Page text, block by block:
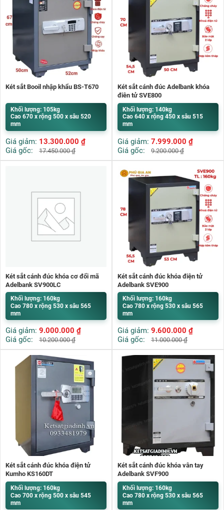
Két sắt Booil nhập khẩu BS-T670
Khối lượng: 105kg
Cao 670 x rộng 500 x sâu 520
mm
Giá giảm: 13.300.000 ₫
Giá gốc:
17.450.000₫
Két sắt cánh đúc Adelbank khóa
điện tử SVE800
Khối lượng: 140kg
Cao 640 x rộng 450 x sâu 515
mm
Giá giảm: 7.999.000 ₫
Giá gốc:
9.200.000₫
Két sắt cánh đúc khóa cơ đổi mã
Adelbank SV900LC
Khối lượng: 160kg
Cao 780 x rộng 530 x sâu 565
mm
Giá giảm: 9.000.000 ₫
Giá gốc:
10.200.000₫
Két sắt cánh đúc khóa điện tử
Adelbank SVE900
Khối lượng: 160kg
Cao 780 x rộng 530 x sâu 565
mm
Giá giảm: 9.600.000 ₫
Giá gốc:
11.000.000₫
Két sắt cánh đúc khóa điện tử
Kumho KS160DT
Khối lượng: 160kg
Cao 700 x rộng 500 x sâu 545
mm
Két sắt cánh đúc khóa vân tay
Adelbank SVF900
Khối lượng: 160kg
Cao 780 x rộng 530 x sâu 565
mm